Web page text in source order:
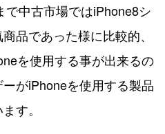
で中古市場ではiPhone8シ
品であった様に比較的、
を使用する事が出来るの
がiPhoneを使用する製品
す。